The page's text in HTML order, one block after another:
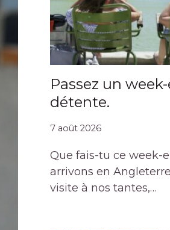
Passez un
détente.
7 août 2026
Que fais-tu ce week-
arrivons en
visite à nos tantes,…